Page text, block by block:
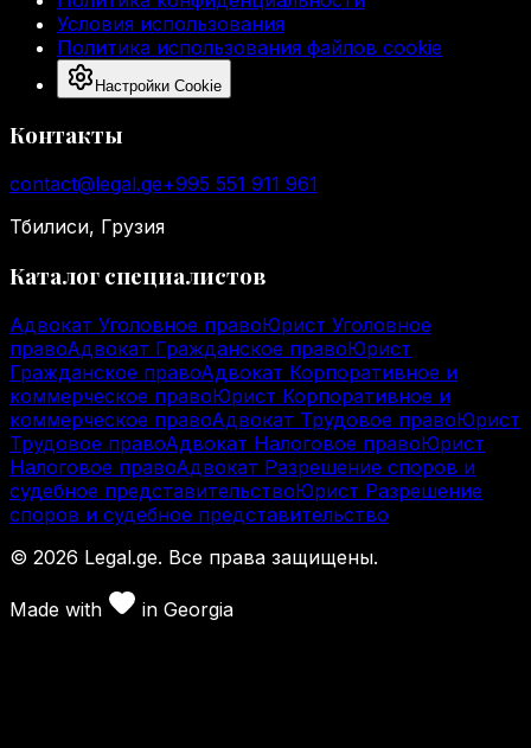
Условия использования
Политика использования файлов cookie
Настройки Cookie
Контакты
contact@legal.ge+995 551 911 961
Тбилиси, Грузия
Каталог специалистов
Адвокат Уголовное правоЮрист Уголовное
правоАдвокат Гражданское правоЮрист
Гражданское правоАдвокат Корпоративное и
коммерческое правоЮрист Корпоративное и
коммерческое правоАдвокат Трудовое правоЮрист
Трудовое правоАдвокат Налоговое правоЮрист
Налоговое правоАдвокат Разрешение споров и
судебное представительствоЮрист Разрешение
споров и судебное представительство
© 2026 Legal.ge. Все права защищены.
Made with in Georgia